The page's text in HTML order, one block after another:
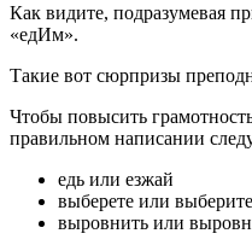
Как видите, подразумевая
«едИм».
Такие вот сюрпризы
Чтобы повысить
правильном написании
едь или езжай
выберете или выберите
выровнить или